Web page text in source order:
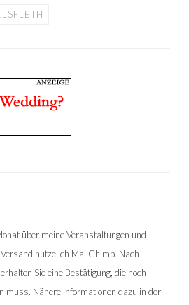
über meine Veranstaltungen und
nutze ich MailChimp. Nach
Sie eine Bestätigung, die noch
muss. Nähere Informationen dazu in der